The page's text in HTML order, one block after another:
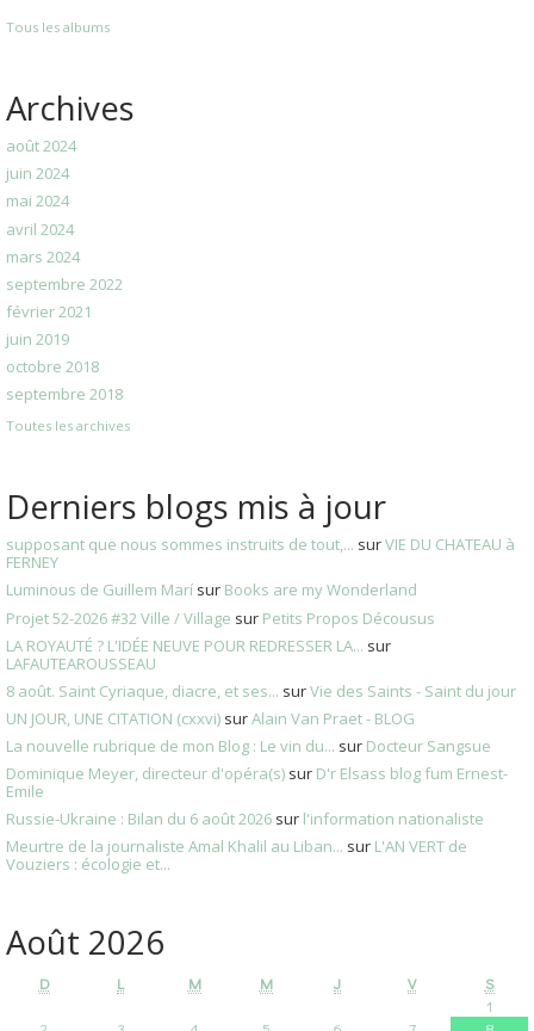
Tous les albums
Archives
août 2024
juin 2024
mai 2024
avril 2024
mars 2024
septembre 2022
février 2021
juin 2019
octobre 2018
septembre 2018
Toutes les archives
Derniers blogs mis à jour
supposant que nous sommes instruits de tout,... surVIE DU CHATEAU à
FERNEY
Luminous de Guillem Marí sur Books are my Wonderland
Projet 52-2026 #32 Ville / Village sur Petits Propos Décousus
LA ROYAUTÉ ? L'IDÉE NEUVE POUR REDRESSER LA... sur
LAFAUTEAROUSSEAU
8 août. Saint Cyriaque, diacre, et ses... surVie des Saints - Saint du jour
UN JOUR, UNE CITATION (cxxvi) surAlain Van Praet - BLOG
La nouvelle rubrique de mon Blog : Le vin du... sur Docteur Sangsue
Dominique Meyer, directeur d'opéra(s) sur D'r Elsass blog fum Ernest-
Emile
Russie-Ukraine : Bilan du 6 août 2026 sur l'information nationaliste
Meurtre de la journaliste Amal Khalil au Liban... sur L'AN VERT de
Vouziers : écologie et...
Août 2026
D L M M J V
S
1